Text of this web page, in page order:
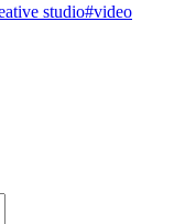
studio#video